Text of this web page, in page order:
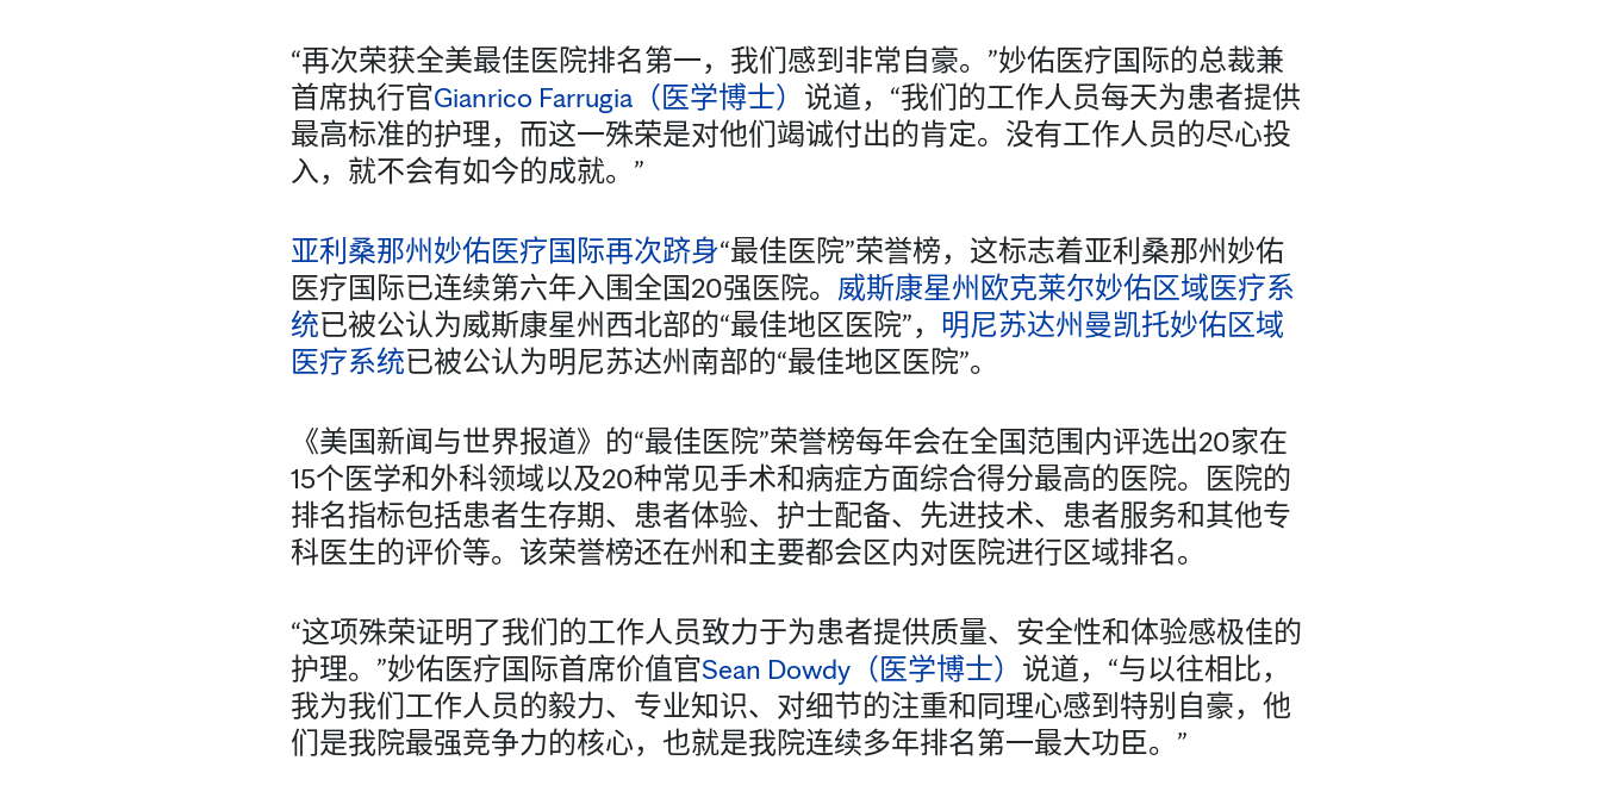
“再次荣获全美最佳医院排名第一，我们感到非常自豪。”妙佑医疗国际的总裁兼
首席执行官Gianrico Farrugia（医学博士） 说道，“我们的工作人员每天为患者提供
最高标准的护理，而这一殊荣是对他们竭诚付出的肯定。没有工作人员的尽心投
入，就不会有如今的成就。”
亚利桑那州妙佑医疗国际再次跻身“最佳医院”荣誉榜，这标志着亚利桑那州妙佑
医疗国际已连续第六年入围全国20强医院。 威斯康星州欧克莱尔妙佑区域医疗系
统已被公认为威斯康星州西北部的“最佳地区医院”， 明尼苏达州曼凯托妙佑区域
医疗系统已被公认为明尼苏达州南部的“最佳地区医院”。
《美国新闻与世界报道》的“最佳医院”荣誉榜每年会在全国范围内评选出20家在
15个医学和外科领域以及20种常见手术和病症方面综合得分最高的医院。医院的
排名指标包括患者生存期、患者体验、护士配备、先进技术、患者服务和其他专
科医生的评价等。该荣誉榜还在州和主要都会区内对医院进行区域排名。
“这项殊荣证明了我们的工作人员致力于为患者提供质量、安全性和体验感极佳的
护理。”妙佑医疗国际首席价值官Sean Dowdy（医学博士） 说道，“与以往相比，
我为我们工作人员的毅力、专业知识、对细节的注重和同理心感到特别自豪，他
们是我院最强竞争力的核心，也就是我院连续多年排名第一最大功臣。”